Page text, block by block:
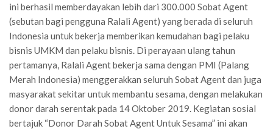
ini berhasil memberdayakan lebih dari 300.000 Sobat Agent
(sebutan bagi pengguna Ralali Agent) yang berada di seluruh
Indonesia untuk bekerja memberikan kemudahan bagi pelaku
bisnis UMKM dan pelaku bisnis. Di perayaan ulang tahun
pertamanya, Ralali Agent bekerja sama dengan PMI (Palang
Merah Indonesia) menggerakkan seluruh Sobat Agent dan juga
masyarakat sekitar untuk membantu sesama, dengan melakukan
donor darah serentak pada 14 Oktober 2019. Kegiatan sosial
bertajuk “Donor Darah Sobat Agent Untuk Sesama” ini akan